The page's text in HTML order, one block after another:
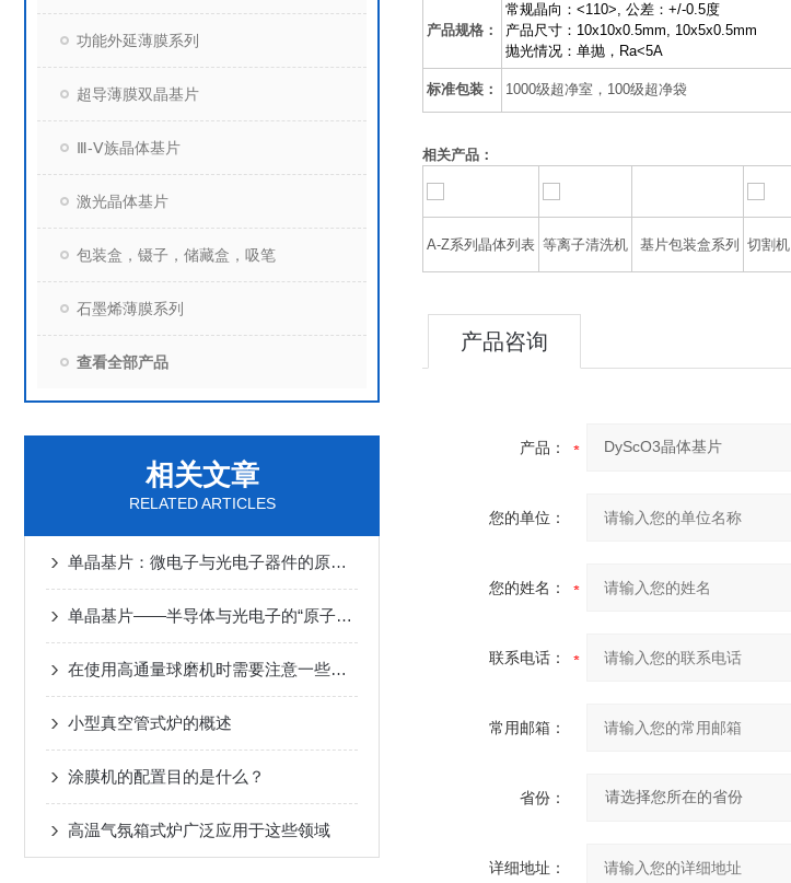
功能外延薄膜系列
超导薄膜双晶基片
Ⅲ-Ⅴ族晶体基片
激光晶体基片
包装盒，镊子，储藏盒，吸笔
石墨烯薄膜系列
查看全部产品
相关文章
RELATED ARTICLES
单晶基片：微电子与光电子器件的原子级功能载体
单晶基片——半导体与光电子的“原子级舞台”
在使用高通量球磨机时需要注意一些操作细节
小型真空管式炉的概述
涂膜机的配置目的是什么？
高温气氛箱式炉广泛应用于这些领域
产品规格：
常规晶向：<110>, 公差：+/-0.5度
产品尺寸：10x10x0.5mm, 10x5x0.5mm
抛光情况：单抛，Ra<5A
标准包装： 1000级超净室，100级超净袋
相关产品：
A-Z系列晶体列表 等离子清洗机 基片包装盒系列 切割机
产品咨询
产品：
您的单位：
您的姓名：
联系电话：
常用邮箱：
省份：
详细地址：